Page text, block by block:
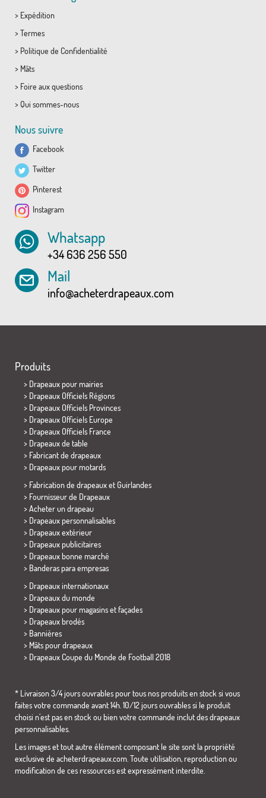
> Expédition
> Termes
> Politique de Confidentialité
> Mâts
> Foire aux questions
> Qui sommes-nous
Nous suivre
Facebook
Twitter
Pinterest
Instagram
Whatsapp
+34 636 256 550
Mail
info@acheterdrapeaux.com
Produits
> Drapeaux pour mairies
> Drapeaux Officiels Régions
> Drapeaux Officiels Provinces
> Drapeaux Officiels Europe
> Drapeaux Officiels France
> Drapeaux de table
> Fabricant de drapeaux
> Drapeaux pour motards
> Fabrication de drapeaux et Guirlandes
> Fournisseur de Drapeaux
> Acheter un drapeau
> Drapeaux personnalisables
> Drapeaux extérieur
> Drapeaux publicitaires
> Drapeaux bonne marché
> Banderas para empresas
> Drapeaux internationaux
> Drapeaux du monde
> Drapeaux pour magasins et façades
> Drapeaux brodés
> Bannières
> Mâts pour drapeaux
> Drapeaux Coupe du Monde de Football 2018
* Livraison 3/4 jours ouvrables pour tous nos produits en stock si vous
faites votre commande avant 14h. 10/12 jours ouvrables si le produit
choisi n´est pas en stock ou bien votre commande inclut des drapeaux
personnalisables.
Les images et tout autre élément composant le site sont la propriété
exclusive de acheterdrapeaux.com. Toute utilisation, reproduction ou
modification de ces ressources est expressément interdite.